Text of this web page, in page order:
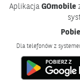
Aplikacja GOmobile
Dla telefonów z